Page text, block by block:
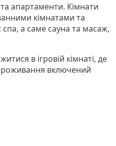
та апартаменти. Кімнати
кімнатами та
спа, а саме сауна та масаж,
в ігровій кімнаті, де
включений